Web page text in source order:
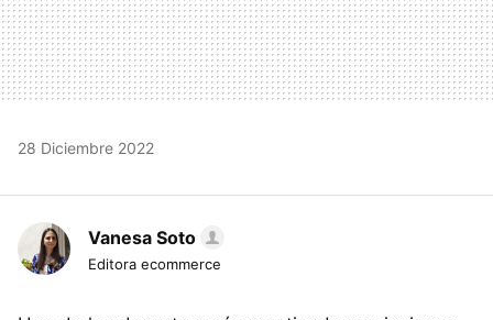
28 Diciembre 2022
Vanesa Soto
Editora ecommerce